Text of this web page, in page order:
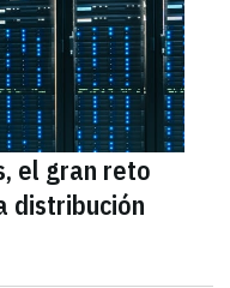
el gran reto
distribución